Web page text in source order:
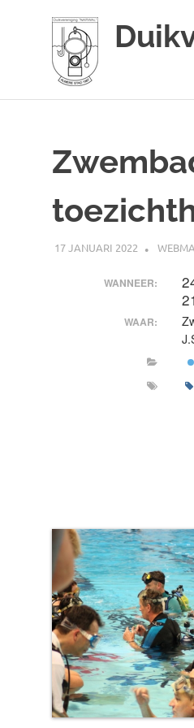
17 JANUARI 2022
WANNEER:
WAAR: